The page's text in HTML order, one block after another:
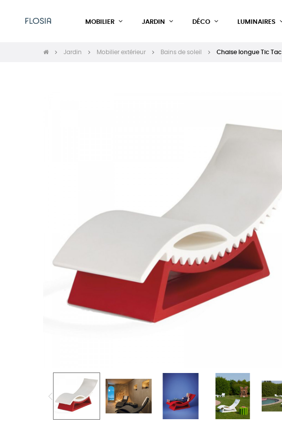
MOBILIER JARDIN DÉCO LUMINAIRES
Jardin Mobilier extérieur Bains de soleil Chaise longue Tic Tac